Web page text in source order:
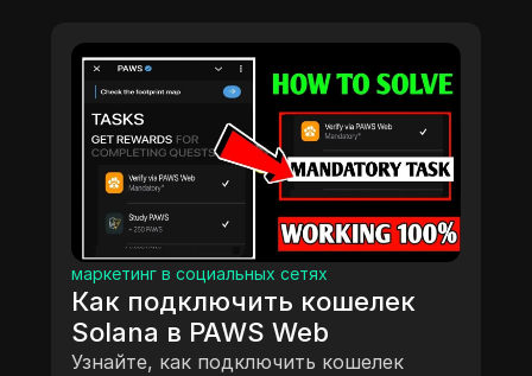
маркетинг в социальных сетях
Как подключить кошелек
Solana в PAWS Web
Узнайте, как подключить кошелек